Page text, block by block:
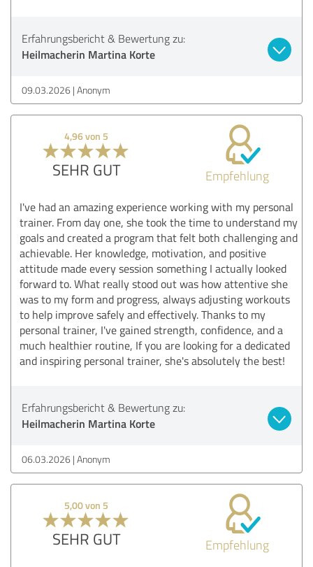
Erfahrungsbericht & Bewertung zu:
Heilmacherin Martina Korte
09.03.2026 Anonym
4,96 von 5
SEHR GUT Empfehlung
I've had an amazing experience working with my personal
trainer. From day one, she took the time to understand my
goals and created a program that felt both challenging and
achievable. Her knowledge, motivation, and positive
attitude made every session something I actually looked
forward to. What really stood out was how attentive she
was to my form and progress, always adjusting workouts
to help improve safely and effectively. Thanks to my
personal trainer, I've gained strength, confidence, and a
much healthier routine, If you are looking for a dedicated
and inspiring personal trainer, she's absolutely the best!
Erfahrungsbericht & Bewertung zu:
Heilmacherin Martina Korte
06.03.2026 Anonym
5,00 von 5
SEHR GUT Empfehlung